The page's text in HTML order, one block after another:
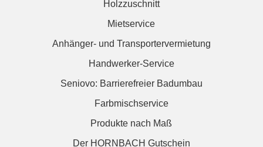
Holzzuschnitt
Mietservice
Anhänger- und Transportervermietung
Handwerker-Service
Seniovo: Barrierefreier Badumbau
Farbmischservice
Produkte nach Maß
Der HORNBACH Gutschein